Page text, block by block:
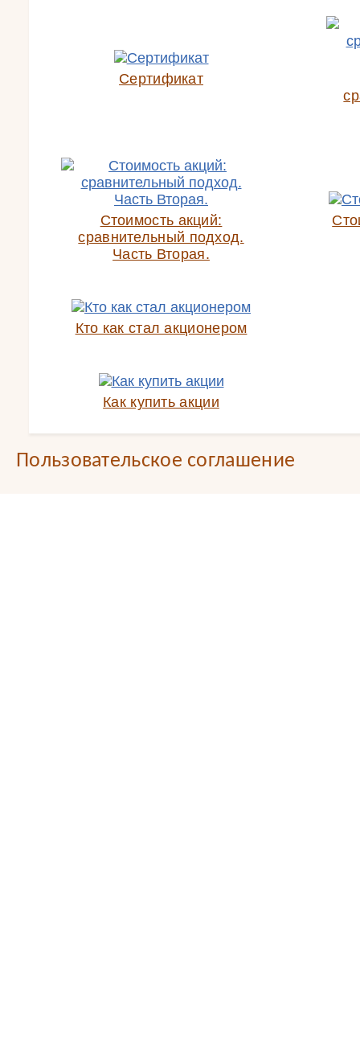
Сертификат
Стоимость акций:
сравнительный подход.
Часть Вторая.
Кто как стал акционером
Как купить акции
Пользовательское соглашение